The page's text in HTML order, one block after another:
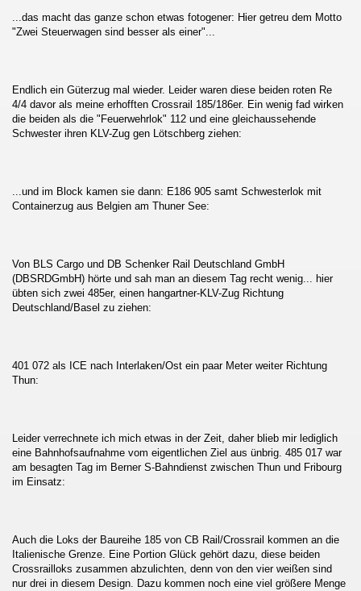
...das macht das ganze schon etwas fotogener: Hier getreu dem Motto
"Zwei Steuerwagen sind besser als einer"...
Endlich ein Güterzug mal wieder. Leider waren diese beiden roten Re
4/4 davor als meine erhofften Crossrail 185/186er. Ein wenig fad wirken
die beiden als die "Feuerwehrlok" 112 und eine gleichaussehende
Schwester ihren KLV-Zug gen Lötschberg ziehen:
...und im Block kamen sie dann: E186 905 samt Schwesterlok mit
Containerzug aus Belgien am Thuner See:
Von BLS Cargo und DB Schenker Rail Deutschland GmbH
(DBSRDGmbH) hörte und sah man an diesem Tag recht wenig... hier
übten sich zwei 485er, einen hangartner-KLV-Zug Richtung
Deutschland/Basel zu ziehen:
401 072 als ICE nach Interlaken/Ost ein paar Meter weiter Richtung
Thun:
Leider verrechnete ich mich etwas in der Zeit, daher blieb mir lediglich
eine Bahnhofsaufnahme vom eigentlichen Ziel aus ünbrig. 485 017 war
am besagten Tag im Berner S-Bahndienst zwischen Thun und Fribourg
im Einsatz:
Auch die Loks der Baureihe 185 von CB Rail/Crossrail kommen an die
Italienische Grenze. Eine Portion Glück gehört dazu, diese beiden
Crossrailloks zusammen abzulichten, denn von den vier weißen sind
nur drei in diesem Design. Dazu kommen noch eine viel größere Menge